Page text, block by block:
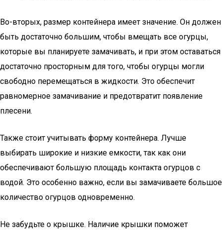
Во-вторых, размер контейнера имеет значение. Он должен
быть достаточно большим, чтобы вмещать все огурцы,
которые вы планируете замачивать, и при этом оставаться
достаточно просторным для того, чтобы огурцы могли
свободно перемещаться в жидкости. Это обеспечит
равномерное замачивание и предотвратит появление
плесени.
Также стоит учитывать форму контейнера. Лучше
выбирать широкие и низкие емкости, так как они
обеспечивают большую площадь контакта огурцов с
водой. Это особенно важно, если вы замачиваете большое
количество огурцов одновременно.
Не забудьте о крышке. Наличие крышки поможет